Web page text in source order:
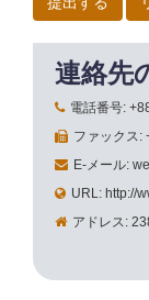
連絡先
電話番号:
ファックス:
E-メール:
URL: http://
アドレス: